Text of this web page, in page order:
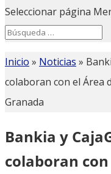
Seleccionar página
Search
for...
Inicio » Noticias »
colaboran con el Área
Granada
Bankia y
colaboran